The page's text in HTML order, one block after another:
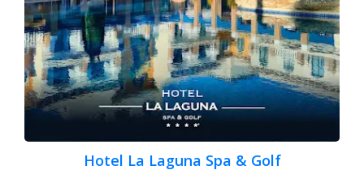
Hotel La Laguna Spa & Golf